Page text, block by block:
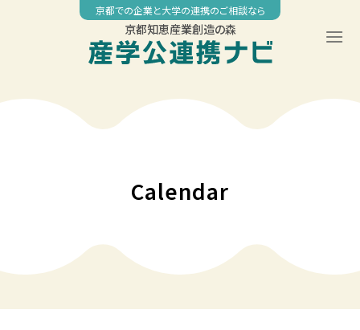
京都での企業と大学の連携のご相談なら
京都知恵産業創造の森
Calendar
04:00